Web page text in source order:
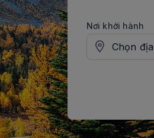
Nơi khởi hành
Chọn